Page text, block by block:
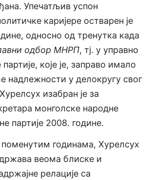
Упечатљив успон
каријере остварен је
односно од тренутка када
одбор МНРП, тј. у управно
које је, заправо имало
надлежности у делокругу свог
изабран је за
монголске народне
партије 2008. године.
годинама, Хурелсух
веома блиске и
релације са